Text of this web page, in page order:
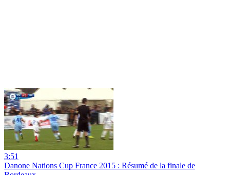
3:51
Danone Nations Cup France 2015 : Résumé de la finale de